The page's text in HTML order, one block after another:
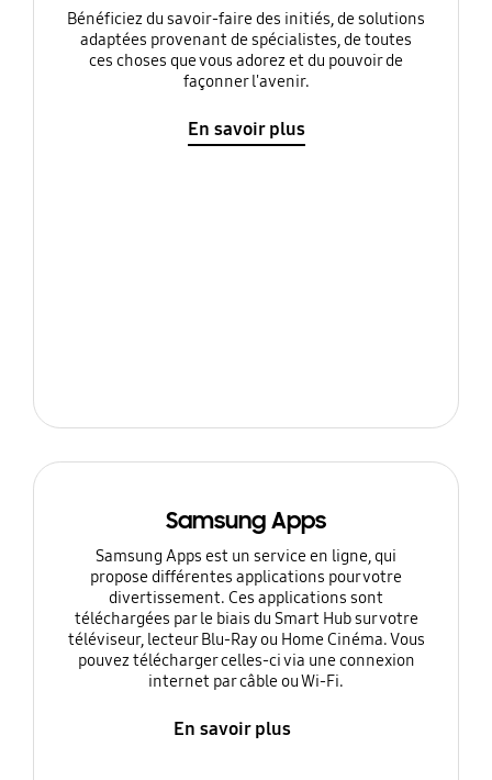
Bénéficiez du savoir-faire des initiés, de solutions
adaptées provenant de spécialistes, de toutes
ces choses que vous adorez et du pouvoir de
façonner l'avenir.
En savoir plus
Samsung Apps
Samsung Apps est un service en ligne, qui
propose différentes applications pour votre
divertissement. Ces applications sont
téléchargées par le biais du Smart Hub sur votre
téléviseur, lecteur Blu-Ray ou Home Cinéma. Vous
pouvez télécharger celles-ci via une connexion
internet par câble ou Wi-Fi.
En savoir plus